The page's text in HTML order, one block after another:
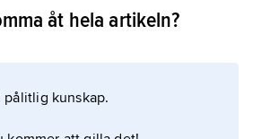
Fries(efter Joen
i växtgeografi och
åt hela artikeln?
kunskap.